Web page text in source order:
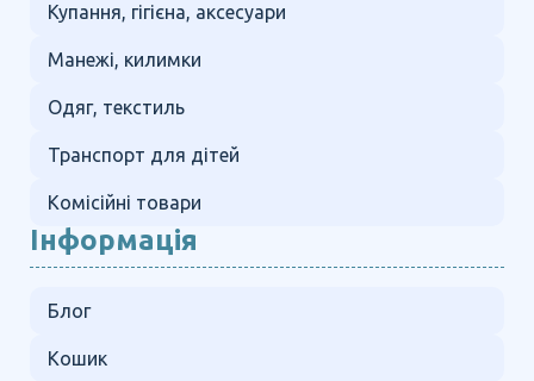
Купання, гігієна, аксесуари
Манежі, килимки
Одяг, текстиль
Транспорт для дітей
Комісійні товари
Інформація
Блог
Кошик